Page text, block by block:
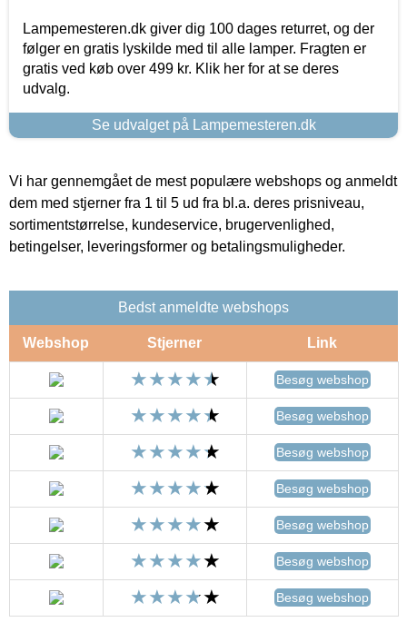
Lampemesteren.dk giver dig 100 dages returret, og der
følger en gratis lyskilde med til alle lamper. Fragten er
gratis ved køb over 499 kr. Klik her for at se deres
udvalg.
Se udvalget på Lampemesteren.dk
Vi har gennemgået de mest populære webshops og anmeldt
dem med stjerner fra 1 til 5 ud fra bl.a. deres prisniveau,
sortimentstørrelse, kundeservice, brugervenlighed,
betingelser, leveringsformer og betalingsmuligheder.
Bedst anmeldte webshops
Webshop Stjerner Link
Besøg webshop
Besøg webshop
Besøg webshop
Besøg webshop
Besøg webshop
Besøg webshop
Besøg webshop